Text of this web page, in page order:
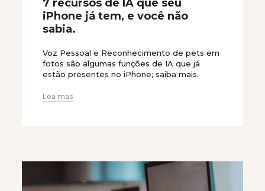
7 recursos de IA que seu
iPhone já tem, e você não
sabia.
Voz Pessoal e Reconhecimento de pets em
fotos são algumas funções de IA que já
estão presentes no iPhone; saiba mais.
Lea mas